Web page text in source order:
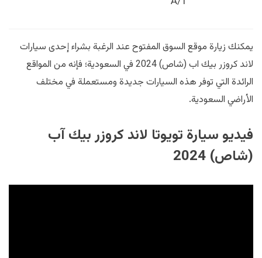
يمكنك زيارة موقع السوق المفتوح عند الرغبة بشراء إحدى سيارات
لاند كروزر بيك اب (شاص) 2024 في السعودية؛ فإنه من المواقع
الرائدة التي توفر هذه السيارات جديدة ومستعملة في مختلف
الأراضي السعودية.
فيديو سيارة تويوتا لاند كروزر بيك آب
(شاص) 2024